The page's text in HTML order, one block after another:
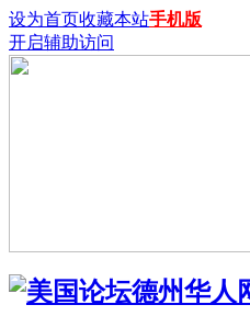
设为首页收藏本站手机版
开启辅助访问